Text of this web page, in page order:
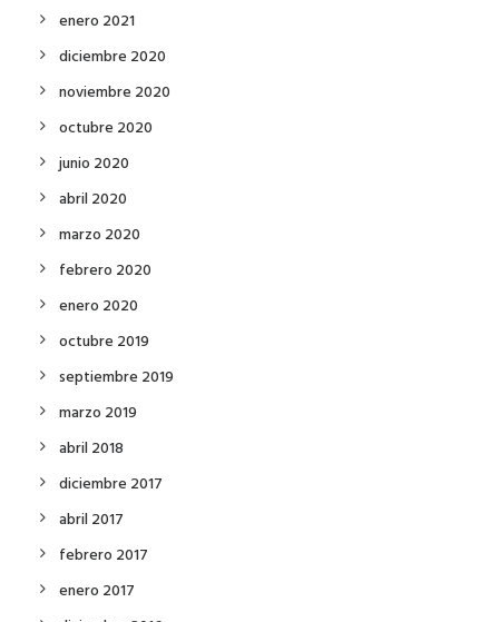
enero 2021
diciembre 2020
noviembre 2020
octubre 2020
junio 2020
abril 2020
marzo 2020
febrero 2020
enero 2020
octubre 2019
septiembre 2019
marzo 2019
abril 2018
diciembre 2017
abril 2017
febrero 2017
enero 2017